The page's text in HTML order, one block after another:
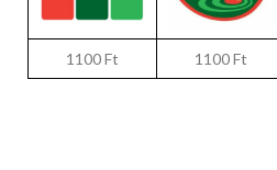
1100 Ft 1100 Ft